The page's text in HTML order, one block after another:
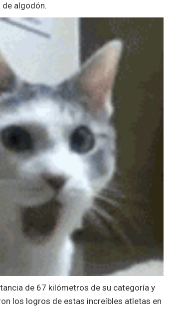
de algodón.
de 67 kilómetros de su categoría y
los logros de estas increíbles atletas en